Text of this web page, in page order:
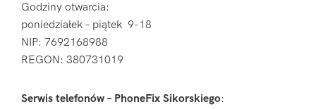
Godziny otwarcia:
poniedziałek – piątek 9-18
NIP: 7692168988
REGON: 380731019
Serwis telefonów – PhoneFix Sikorskiego: